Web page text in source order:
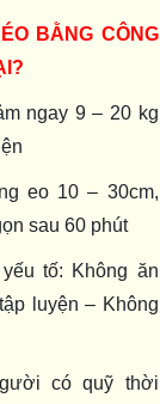
BẰNG CÔNG
ngay 9 – 20 kg
eo 10 – 30cm,
sau 60 phút
tố: Không ăn
luyện – Không
có quỹ thời